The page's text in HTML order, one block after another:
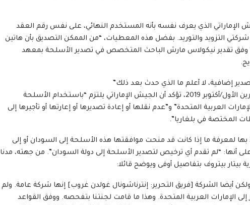
الإماراتي الذي يعرف نفسه بأنه المستخدم النهائي، على نفس رقم العقد
التزويد والتوريد. بفضل هذه المعطيات، “من الممكن التصديق بأن هاتين
وفق تقدير نيكولاس مارش الباحث المتخصص في تصدير الأسلحة بمعهد
إضافية، لا أعلم ما الذي حدث بعد ذلك”
إلا أن هذه الوثيقة التي صدرت في شهر تشرين الأول/أكتوبر 2019، تؤكد أن الجيش الإماراتي يلتزم “باستخدام الأسلحة
العربية المتحدة” و”عدم نقلها أو إعادة تصديرها أو إعارتها أو تأجيرها إلى
المختصة في بلغاريا”.
وفي اتصال لفريق تحرير مراقبون فرانس24 بها لمعرفة ما إذا كانت قد منحت موافقتها هذه الأسلحة إلى السودان أو إلى
على أنها: “لم تقدم أي ترخيص لتصدير الأسلحة إلى دولة السودان”. من جهته، مدنا
بيتار بيتروف بتفاصيل أوفى ويوضح قائلا:
أيضا الشركة [فريق التحرير: إنترناشونال غولدن غروب] إنها شركة عامة. ولم
الإمارات العربية المتحدة. وهذا ما قامت لجنتنا بتفحصه. ووفق القواعد